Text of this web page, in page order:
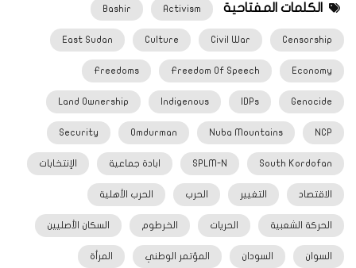
الكلمات المفتاحية Activism
Bashir
Censorship
Civil War
Culture
East Sudan
Economy
Freedom Of Speech
Freedoms
Genocide
IDPs
Indigenous
Land Ownership
NCP
Nuba Mountains
Omdurman
Security
South Kordofan
SPLM-N ابادة جماعية الإنتخابات
الاقتصاد التغيير الحرب الحرب الأهلية
الحركة الشعبية الحريات الخرطوم السكان الأصليين
السوان السودان المؤتمر الوطني المرأة